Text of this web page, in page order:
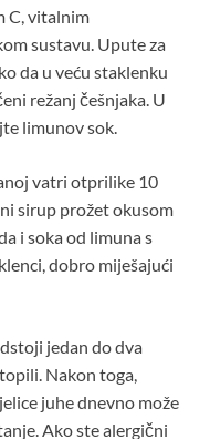
C, vitalnim
sustavu. Upute za
da u veću staklenku
režanj češnjaka. U
limunov sok.
vatri otprilike 10
sirup prožet okusom
i soka od limuna s
dobro miješajući
jedan do dva
Nakon toga,
juhe dnevno može
Ako ste alergični